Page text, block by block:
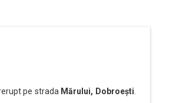
pe strada Mărului, Dobroești